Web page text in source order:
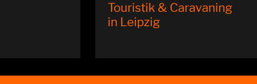
Touristik & Caravaning
in Leipzig